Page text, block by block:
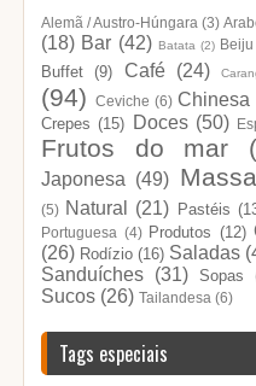
Alemã / Austro-Húngara (3)
(18) Bar (42) Batata (2) Beiju
Buffet (9) Café (24)
(94)
Ceviche (6) Chinesa
Crepes (15) Doces (50)
Frutos do mar
Japonesa (49)
(5) Natural (21) Pastéis
Portuguesa (4) Produtos (12)
(26) Rodízio (16) Saladas
Sanduíches (31) Sopas
Sucos (26) Tailandesa (6)
Tags especiais